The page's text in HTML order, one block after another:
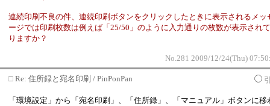
連続印刷不良の件、連続印刷ボタンをクリックしたときに表示されるメッ
ージでは印刷枚数は例えば「25/50」のように入力通りの枚数が表示され
りますか？
No.281 2009/12/24(Thu)
□ Re: 住所録と宛名印刷 / PinPonPan
「環境設定」から「宛名印刷」、「住所録」、「マニュアル」ボタンに移